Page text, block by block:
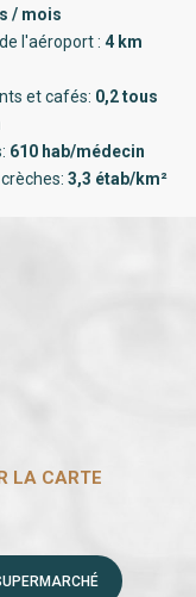
/ mois
l'aéroport : 4 km
et cafés: 0,2 tous
610 hab/médecin
3,3 étab/km²